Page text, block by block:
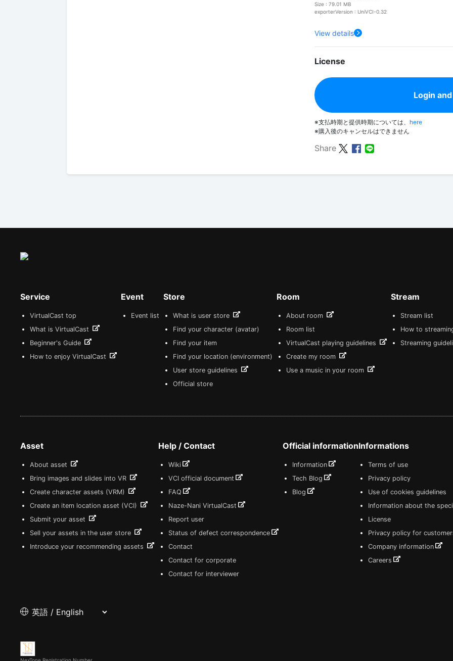
Size : 79.01 MB
exporterVersion : UniVCI-0.32
View details
License
Login
※支払時期と提供時期については、 here
※購入後のキャンセルはできません
Share
Service
VirtualCast top
What is VirtualCast
Beginner's Guide
How to enjoy VirtualCast
Event
Event list
Store
What is user store
Find your character (avatar)
Find your item
Find your location (environment)
User store guidelines
Official store
Room
About room
Room list
VirtualCast playing guidelines
Create my room
Use a music in your room
Stream
Stream list
How to
Streaming
Asset
About asset
Bring images and slides into VR
Create character assets (VRM)
Create an item location asset (VCI)
Submit your asset
Sell your assets in the user store
Introduce your recommending assets
Help / Contact
Wiki
VCI official document
FAQ
Naze-Nani VirtualCast
Report user
Status of defect correspondence
Contact
Contact for corporate
Contact for interviewer
Official information
Information
Tech Blog
Blog
Informations
Terms of use
Privacy policy
Use of cookies guidelines
Information about the
License
Privacy policy for
Company information
Careers